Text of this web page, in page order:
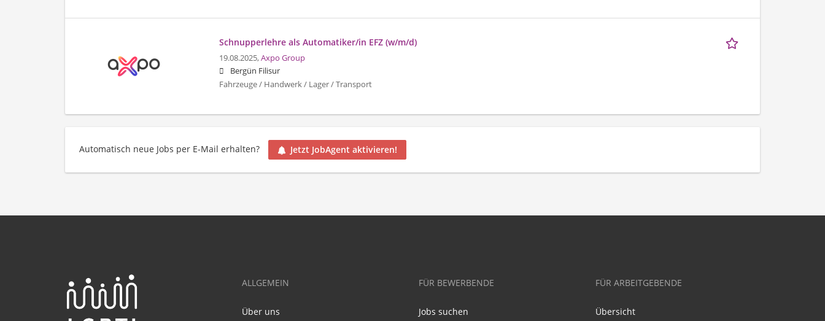
Schnupperlehre als Automatiker/in EFZ (w/m/d)
19.08.2025,Axpo Group
Bergün Filisur
Fahrzeuge / Handwerk / Lager / Transport
Automatisch neue Jobs per E-Mail erhalten? Jetzt JobAgent aktivieren!
ALLGEMEIN
Über uns
FÜR BEWERBENDE
Jobs suchen
FÜR ARBEITGEBENDE
Übersicht